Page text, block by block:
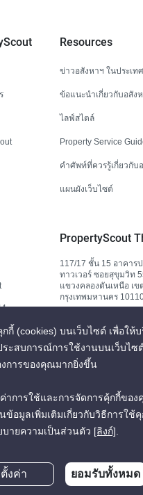
Resources
ข่าวอสังหาฯ ในประเท
ข้อแนะนำเกี่ยวกับอสัง
ไลฟ์สไตล์
Property Service
คำศัพท์ที่ควรรู้เกี่ยวกับ
แผนผังเว็บไซต์
PropertyScout
117/17 ชั้น 15 อาคาร
ทาวเวอร์ ซอยสุขุมวิท
แขวงคลองตันเหนือ เ
กรุงเทพมหานคร
ติดต่อเรา
กี้ (cookies) บนเว็บไซต์ เพื่อให้
ะสบการณ์การใช้งานบนเว็บไซ
การของคุณมากยิ่งขึ้น
าการใช้และการจัดการคุ้กกี้ขอ
ข้อมูลเพิ่มเติมเกี่ยวกับวิธีการใช้
ายความเป็นส่วนตัว [ลิงก์].
ตั้งค่า ยอมรับทั้งหมด